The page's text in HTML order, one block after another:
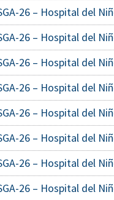
26 – Hospital del
26 – Hospital del
26 – Hospital del
26 – Hospital del
26 – Hospital del
26 – Hospital del
26 – Hospital del
26 – Hospital del